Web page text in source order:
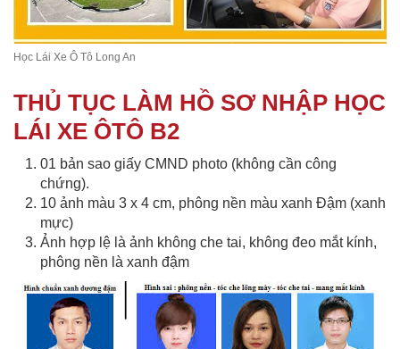
Học Lái Xe Ô Tô Long An
THỦ TỤC LÀM HỒ SƠ NHẬP HỌC
LÁI XE ÔTÔ B2
01 bản sao giấy CMND photo (không cần công
chứng).
10 ảnh màu 3 x 4 cm, phông nền màu xanh Đậm (xanh
mực)
Ảnh hợp lệ là ảnh không che tai, không đeo mắt kính,
phông nền là xanh đậm